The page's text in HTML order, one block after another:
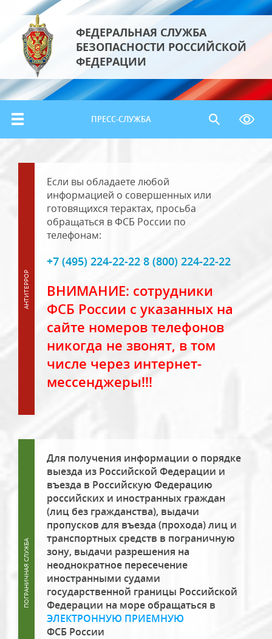
ФЕДЕРАЛЬНАЯ СЛУЖБА
БЕЗОПАСНОСТИ РОССИЙСКОЙ
ФЕДЕРАЦИИ
ПРЕСС-СЛУЖБА
Если вы обладаете любой
информацией о совершенных или
готовящихся терактах, просьба
обращаться в ФСБ России по
телефонам:
+7 (495) 224-22-22 8 (800) 224-22-22
ВНИМАНИЕ: сотрудники
ФСБ России с указанных на
сайте номеров телефонов
никогда не звонят, в том
числе через интернет-
мессенджеры!!!
Для получения информации о порядке
выезда из Российской Федерации и
въезда в Российскую Федерацию
российских и иностранных граждан
(лиц без гражданства), выдачи
пропусков для въезда (прохода) лиц и
транспортных средств в пограничную
зону, выдачи разрешения на
неоднократное пересечение
иностранными судами
государственной границы Российской
Федерации на море обращаться в
ЭЛЕКТРОННУЮ ПРИЕМНУЮ
ФСБ России